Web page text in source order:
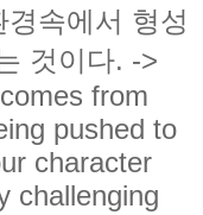
속에서 형성
것이다. ->
from
pushed to
character
challenging